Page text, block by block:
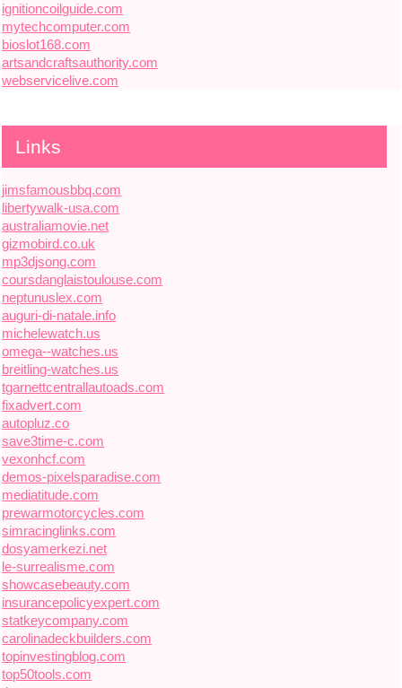
ignitioncoilguide.com
mytechcomputer.com
bioslot168.com
artsandcraftsauthority.com
webservicelive.com
Links
jimsfamousbbq.com
libertywalk-usa.com
australiamovie.net
gizmobird.co.uk
mp3djsong.com
coursdanglaistoulouse.com
neptunuslex.com
auguri-di-natale.info
michelewatch.us
omega--watches.us
breitling-watches.us
tgarnettcentrallautoads.com
fixadvert.com
autopluz.co
save3time-c.com
vexonhcf.com
demos-pixelsparadise.com
mediatitude.com
prewarmotorcycles.com
simracinglinks.com
dosyamerkezi.net
le-surrealisme.com
showcasebeauty.com
insurancepolicyexpert.com
statkeycompany.com
carolinadeckbuilders.com
topinvestingblog.com
top50tools.com